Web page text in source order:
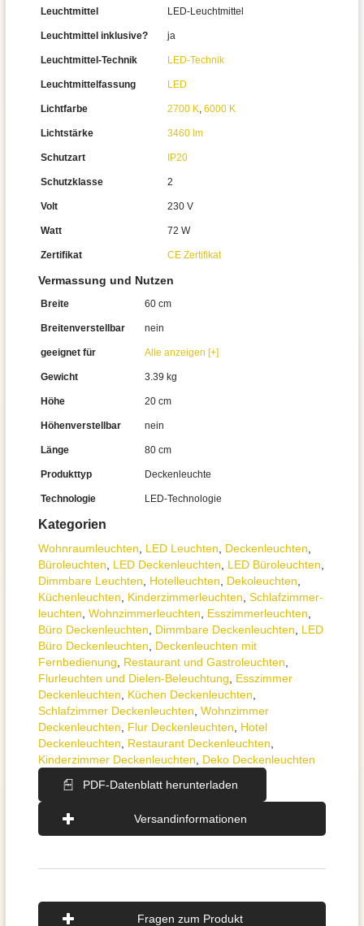
Kategorien
Wohnraum­leuchten LED Leuchten Decken­leuchten
Büroleuchten
LED Deckenleuchten LED Büroleuchten
Dimmbare Leuchten
Hotelleuchten Dekoleuchten
Küchenleuchten
Kinderzimmer­leuchten Schlafzimmer­
leuchten Wohnzimmer­leuchten Esszimmer­­leuchten
Büro Deckenleuchten
Dimmbare Deckenleuchten
LED
Büro Deckenleuchten
Deckenleuchten mit
Fernbedienung
Restaurant und Gastroleuchten
Flurleuchten und Dielen-Beleuchtung
Esszimmer
Deckenleuchten
Küchen Deckenleuchten
Schlafzimmer Deckenleuchten Wohnzimmer
Deckenleuchten
Flur Deckenleuchten
Hotel
Deckenleuchten
Restaurant Deckenleuchten
Kinderzimmer Deckenleuchten
Deko Deckenleuchten
PDF-Datenblatt herunterladen
Versandinformationen
Leuchtmittel LED-Leuchtmittel
Leuchtmittel inklusive? ja
Leuchtmittel-Technik LED-Technik
Leuchtmittelfassung LED
Lichtfarbe 2700 K, 6000 K
Lichtstärke 3460 lm
Schutzart IP20
Schutzklasse 2
Volt 230 V
Watt 72 W
Zertifikat CE Zertifikat
Vermassung und Nutzen
Breite 60 cm
Breitenverstellbar nein
geeignet für Alle anzeigen [+]
Gewicht 3.39 kg
Höhe 20 cm
Höhenverstellbar nein
Länge 80 cm
Produkttyp Deckenleuchte
Technologie LED-Technologie
Fragen zum Produkt